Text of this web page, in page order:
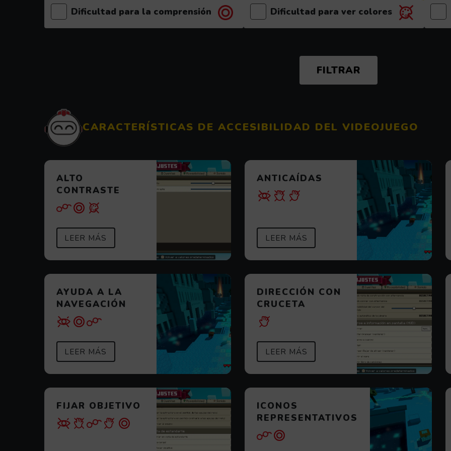
Dificultad para la comprensión
Dificultad para ver colores
(el videojuego es recomendable para este
CARACTERÍSTICAS DE ACCESIBILIDAD DEL VIDEOJUEGO
ALTO
CONTRASTE
LEER MÁS
ANTICAÍDAS
LEER MÁS SOBRE ANTICAÍDAS
(ABRE EN VENTANA MODAL)
AYUDA A LA
NAVEGACIÓN
LEER MÁS SOBRE AYUDA A LA NAVEGACIÓN
(ABRE EN VENTANA MODAL)
DIRECCIÓN CON
CRUCETA
LEER MÁS SOBRE DIRECCIÓN CON CRUCETA
(ABRE EN VENTANA MODAL)
FIJAR OBJETIVO
ICONOS
REPRESENTATIVOS